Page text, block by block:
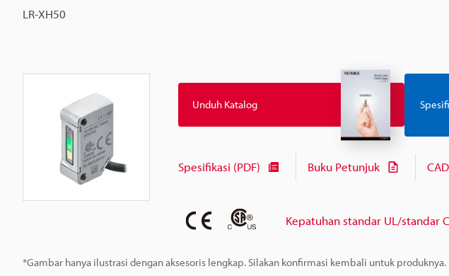
LR-XH50
*Gambar hanya ilustrasi dengan aksesoris lengkap. Silakan konfirmasi kembali untuk produknya.
Unduh Katalog
Spesifikasi (PDF) Buku Petunjuk
Kepatuhan standar UL/standar